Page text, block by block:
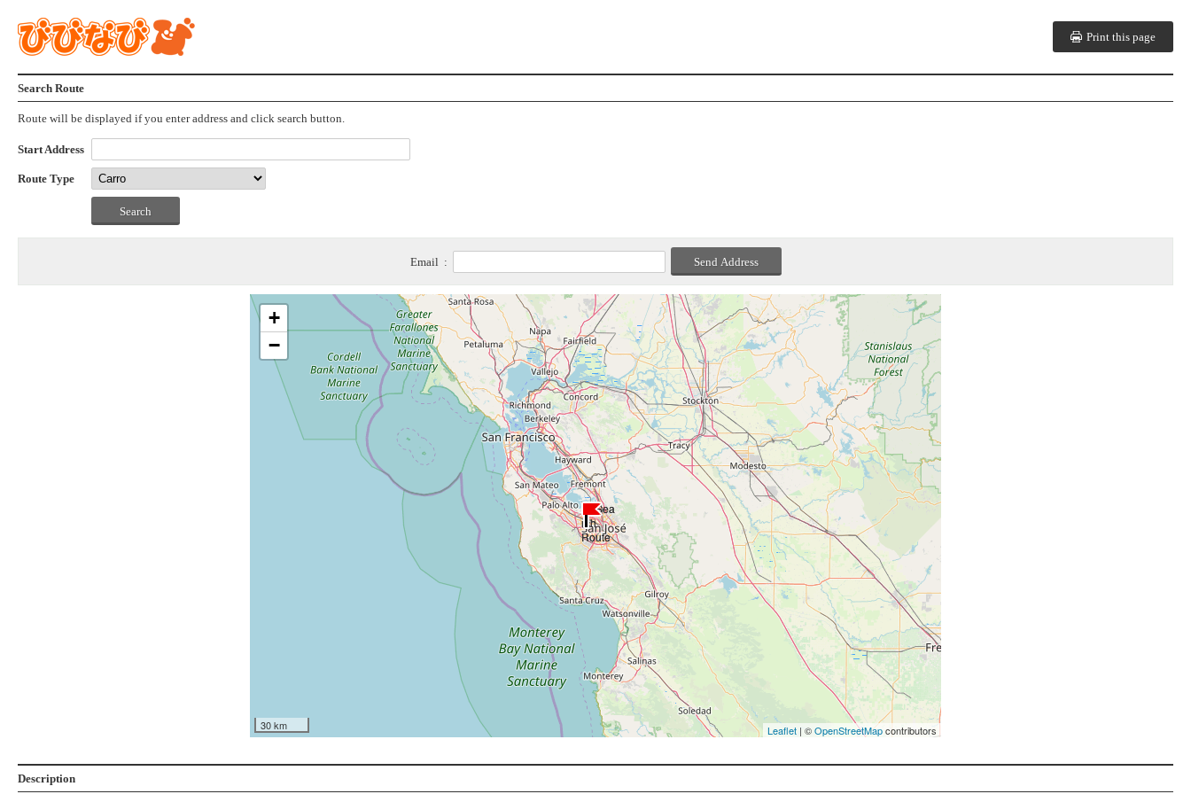
Print this page
Search Route
Route will be displayed if you enter address and click search button.
Start Address
Route Type
Email :
+
−
30 km Leaflet | ©OpenStreetMapcontributors
Description